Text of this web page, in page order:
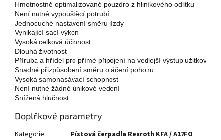
Hmotnostně optimalizované pouzdro z hliníkového odlitku
Není nutné vypouštěcí potrubí
Jednoduché nastavení směru jízdy
Vynikající sací výkon
Vysoká celková účinnost
Dlouhá životnost
Příruba a hřídel pro přímé připojení na vedlejší výstup užitkových
Snadné přizpůsobení směru otáčení pohonu
Vysoká samonasávací schopnost
Není nutné žádné únikové vedení
Snížená hlučnost
Doplňkové parametry
Kategorie:
Pístová čerpadla Rexroth KFA / A17FO